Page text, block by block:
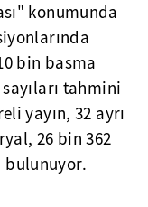
konumunda
bin basma
tahmini
yayın, 32 ayrı
26 bin 362
bulunuyor.